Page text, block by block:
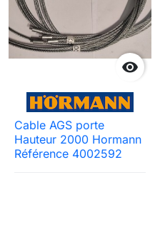

Cable AGS porte
Hauteur 2000 Hormann
Référence 4002592